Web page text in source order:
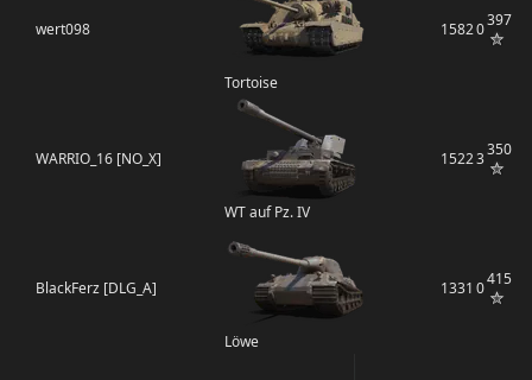
wert098
Tortoise
15820397
WARRIO_16 [NO_X]
WT auf Pz. IV
15223350
BlackFerz [DLG_A]
Löwe
1331 0415